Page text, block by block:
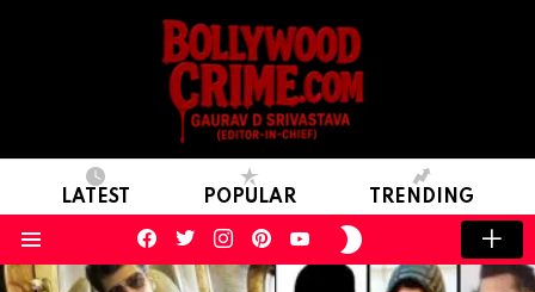
LATEST POPULAR TRENDING
facebooktwitterinstagram youtube
LATEST